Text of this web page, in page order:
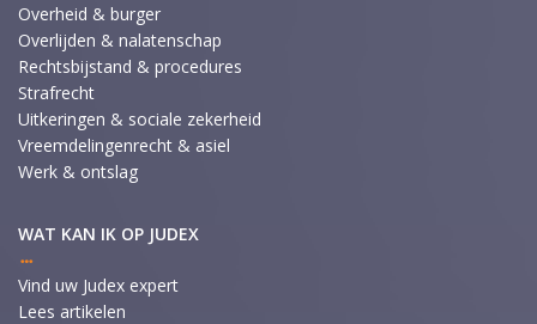
Overheid & burger
Overlijden & nalatenschap
Rechtsbijstand & procedures
Strafrecht
Uitkeringen & sociale zekerheid
Vreemdelingenrecht & asiel
Werk & ontslag
WAT KAN IK OP JUDEX
Vind uw Judex expert
Lees artikelen